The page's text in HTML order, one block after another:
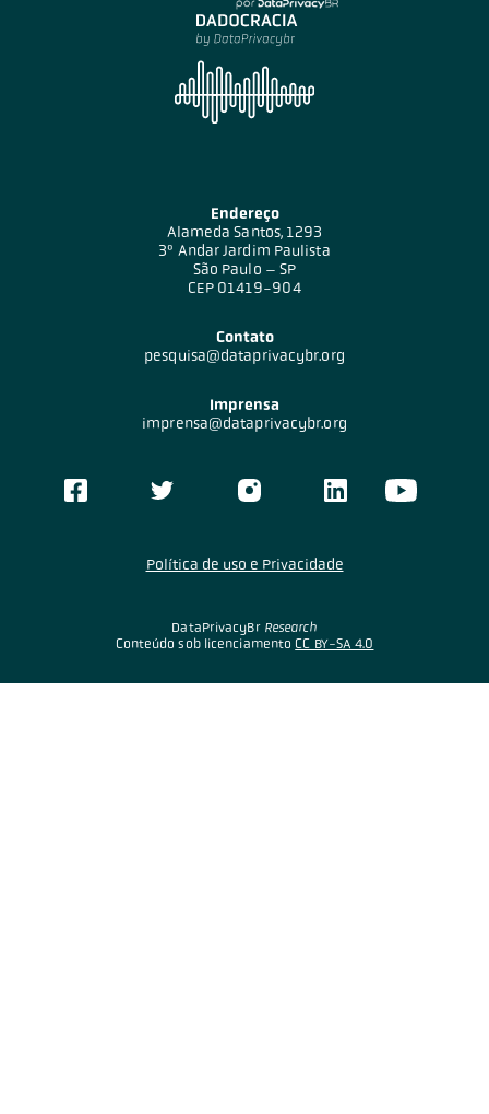
Endereço
Alameda Santos, 1293
3º Andar Jardim Paulista
São Paulo – SP
CEP 01419-904
Contato
pesquisa@dataprivacybr.org
Imprensa
imprensa@dataprivacybr.org
DataPrivacyBr Research
Conteúdo sob licenciamento CC BY-SA 4.0
Política de uso e Privacidade